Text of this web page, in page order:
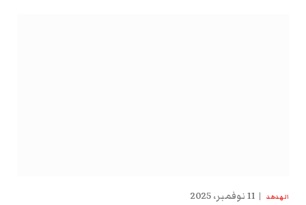
الهدهد 11 نوفمبر، 2025